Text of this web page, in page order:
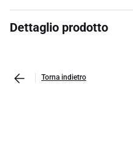
Dettaglio prodotto
Torna indietro